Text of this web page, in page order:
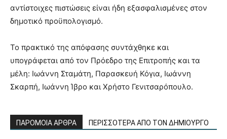
αντίστοιχες πιστώσεις είναι ήδη εξασφαλισμένες στον
δημοτικό προϋπολογισμό.
Το πρακτικό της απόφασης συντάχθηκε και
υπογράφεται από τον Πρόεδρο της Επιτροπής και τα
μέλη: Ιωάννη Σταμάτη, Παρασκευή Κόγια, Ιωάννη
Σκαρπή, Ιωάννη Ίβρο και Χρήστο Γενιτσαρόπουλο.
ΠΑΡΟΜΟΙΑ ΑΡΘΡΑ ΠΕΡΙΣΣΟΤΕΡΑ ΑΠΟ ΤΟΝ ΔΗΜΙΟΥΡΓΟ